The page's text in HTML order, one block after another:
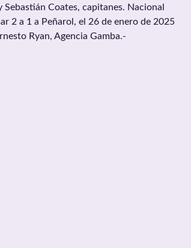
Coates, capitanes. Nacional
2 a 1 a Peñarol, el 26 de enero de 2025
Ryan, Agencia Gamba.-